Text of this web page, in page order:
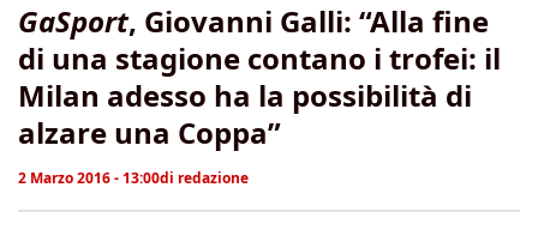
GaSport, Giovanni Galli: “Alla fine
di una stagione contano i trofei: il
Milan adesso ha la possibilità di
alzare una Coppa”
2 Marzo 2016 - 13:00di redazione